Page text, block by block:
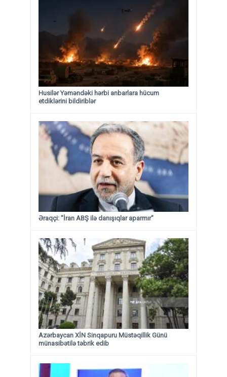
Husilər Yəməndəki hərbi anbarlara hücum
etdiklərini bildiriblər
Əraqçi: "İran ABŞ ilə danışıqlar aparmır"
Azərbaycan XİN Sinqapuru Müstəqillik Günü
münasibətilə təbrik edib